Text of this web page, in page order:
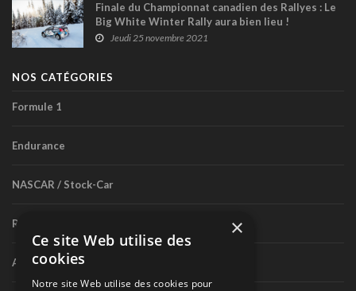
Finale du Championnat canadien des Rallyes : Le
Big White Winter Rally aura bien lieu !
Jeudi 25 novembre 2021
NOS CATÉGORIES
Formule 1
Endurance
NASCAR / Stock-Car
Rallye
Autres séries internationales
×
Ce site Web utilise des
cookies
Notre site Web utilise des cookies pour